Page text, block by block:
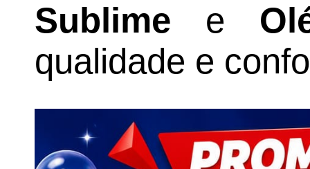
Sublime e
qualidade e